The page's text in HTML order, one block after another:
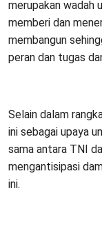
merupakan wadah
memberi dan
membangun
peran dan tugas
Selain dalam
ini sebagai upaya
sama antara TNI
mengantisipasi
ini.